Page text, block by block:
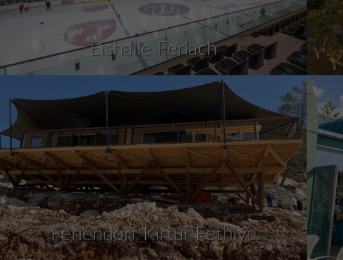
Eishalle Ferlach
Feriendorf Kirtur Fethiye